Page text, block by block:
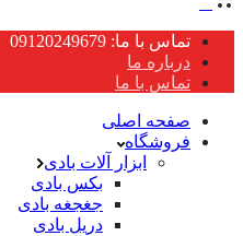
تماس با ما: 09120249679
درباره ما
تماس با ما
صفحه اصلی
فروشگاه
ابزار آلات بادی
بکس بادی
جغجغه بادی
دریل بادی